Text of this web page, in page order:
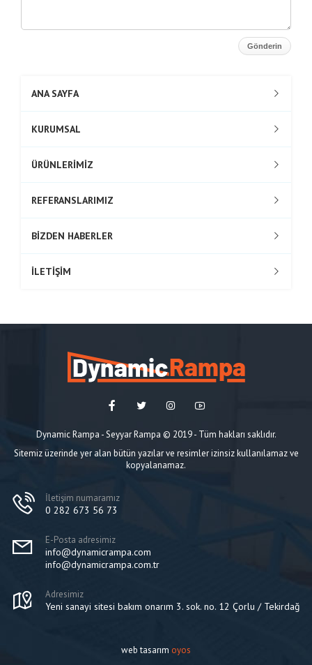
ANA SAYFA
KURUMSAL
ÜRÜNLERİMİZ
REFERANSLARIMIZ
BİZDEN HABERLER
İLETİŞİM
Dynamic Rampa - Seyyar Rampa © 2019 - Tüm hakları saklıdır.
Sitemiz üzerinde yer alan bütün yazılar ve resimler izinsiz kullanılamaz ve
kopyalanamaz.
İletişim numaramız
0 282 673 56 73
E-Posta adresimiz
info@dynamicrampa.com
info@dynamicrampa.com.tr
Adresimiz
Yeni sanayi sitesi bakım onarım 3. sok. no. 12 Çorlu / Tekirdağ
web tasarım oyos